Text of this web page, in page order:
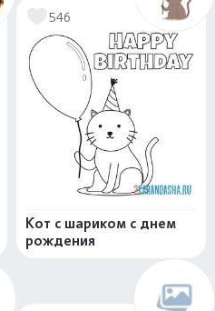
546
Кот с шариком с днем
рождения